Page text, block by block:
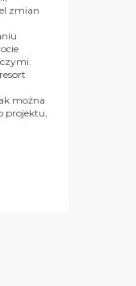
zmian
można
projektu,